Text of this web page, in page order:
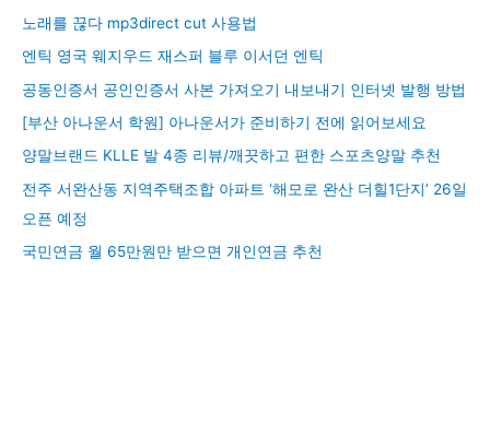
노래를 끊다 mp3direct cut 사용법
엔틱 영국 웨지우드 재스퍼 블루 이서던 엔틱
공동인증서 공인인증서 사본 가져오기 내보내기 인터넷 발행 방법
[부산 아나운서 학원] 아나운서가 준비하기 전에 읽어보세요
양말브랜드 KLLE 발 4종 리뷰/깨끗하고 편한 스포츠양말 추천
전주 서완산동 지역주택조합 아파트 ‘해모로 완산 더힐1단지’ 26일
오픈 예정
국민연금 월 65만원만 받으면 개인연금 추천